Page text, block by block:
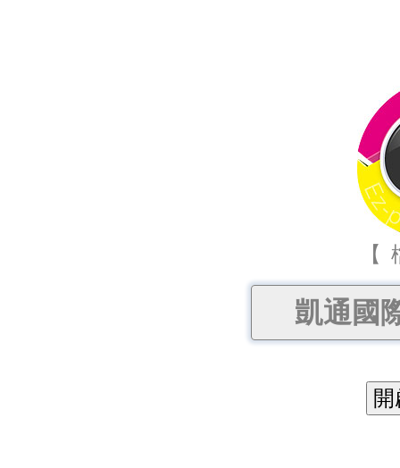
【
凱通國